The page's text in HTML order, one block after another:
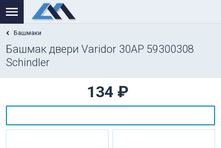
Башмаки
Башмак двери Varidor 30AP 59300308
Schindler
134 ₽